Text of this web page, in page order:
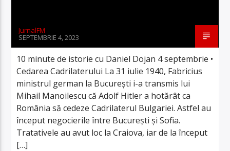
JurnalFM
SEPTEMBRIE 4, 2023
10 minute de istorie cu Daniel Dojan 4 septembrie •
Cedarea Cadrilaterului La 31 iulie 1940, Fabricius
ministrul german la București i-a transmis lui
Mihail Manoilescu că Adolf Hitler a hotărât ca
România să cedeze Cadrilaterul Bulgariei. Astfel au
început negocierile între București și Sofia.
Tratativele au avut loc la Craiova, iar de la început
[…]